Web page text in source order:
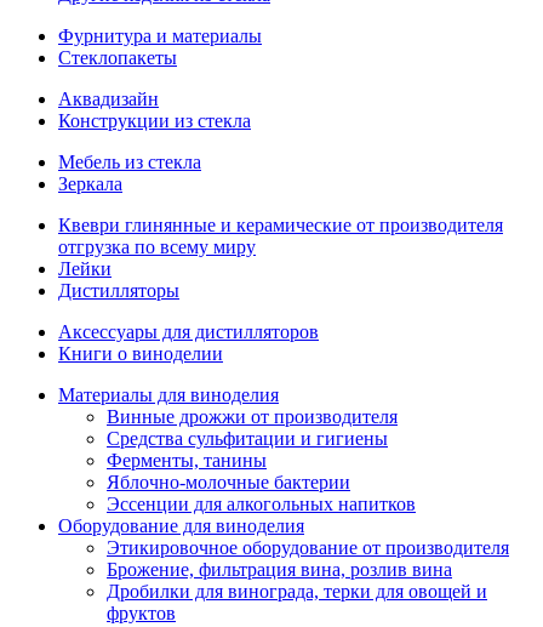
Фурнитура и материалы
Стеклопакеты
Аквадизайн
Конструкции из стекла
Мебель из стекла
Зеркала
Квеври глинянные и керамические от производителя
отгрузка по всему миру
Лейки
Дистилляторы
Аксессуары для дистилляторов
Книги о виноделии
Материалы для виноделия
Винные дрожжи от производителя
Средства сульфитации и гигиены
Ферменты, танины
Яблочно-молочные бактерии
Эссенции для алкогольных напитков
Оборудование для виноделия
Этикировочное оборудование от производителя
Брожение, фильтрация вина, розлив вина
Дробилки для винограда, терки для овощей и
фруктов